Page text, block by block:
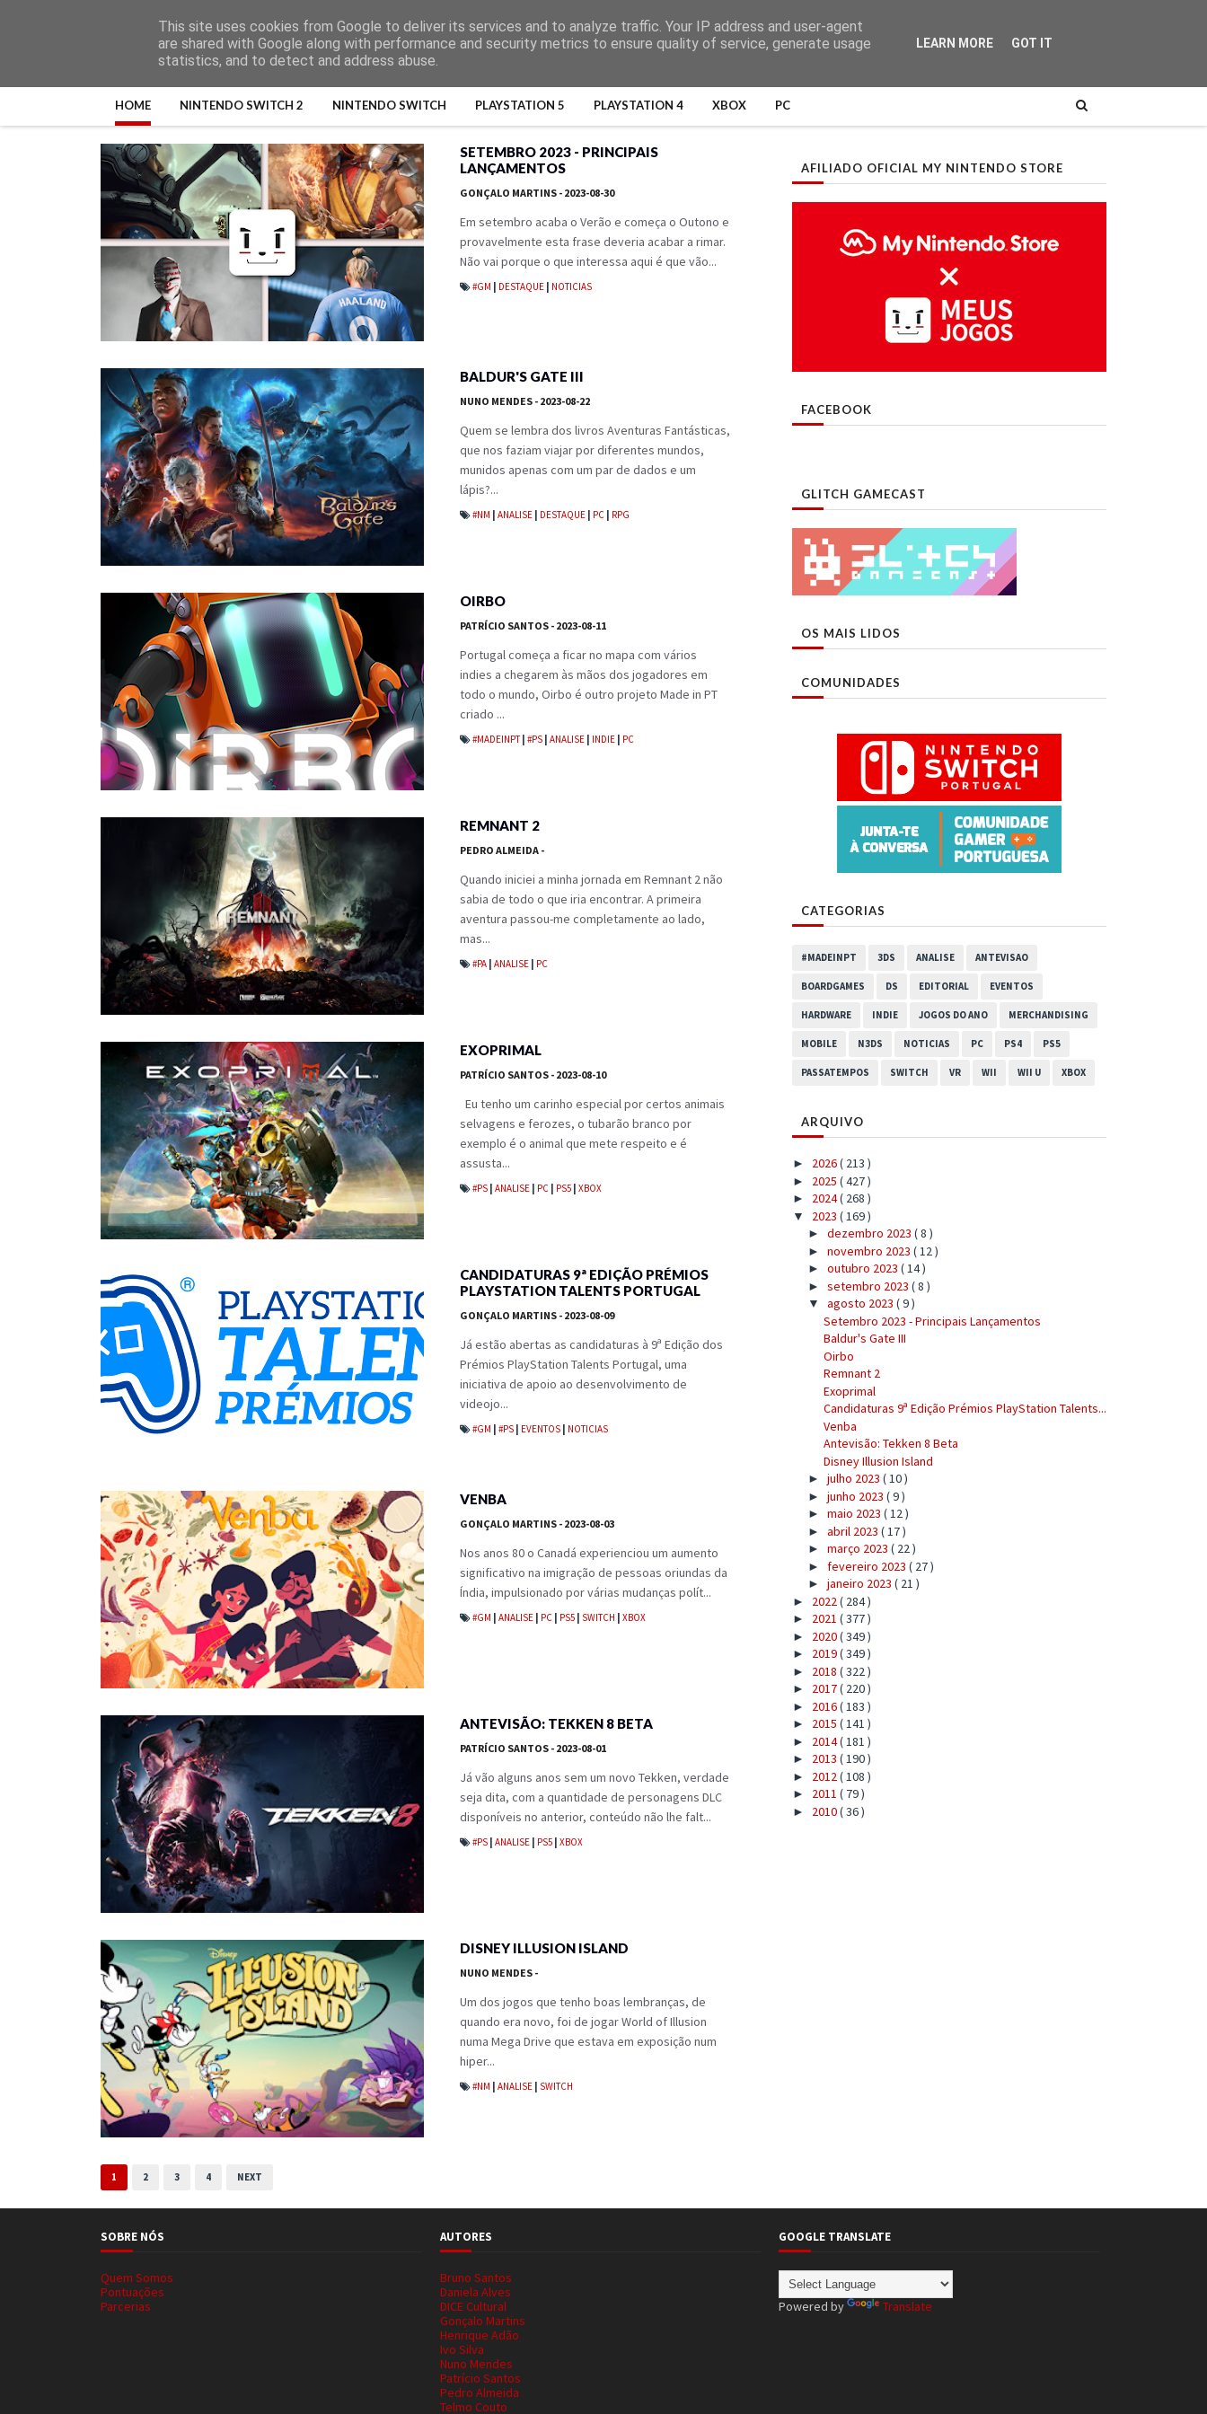
HOME NINTENDO SWITCH 2 NINTENDO SWITCH PLAYSTATION 5 PLAYSTATION 4 XBOX PC
SETEMBRO 2023 - PRINCIPAIS
LANÇAMENTOS
GONÇALO MARTINS - 2023-08-30
Em setembro acaba o Verão e começa o Outono e
provavelmente esta frase deveria acabar a rimar.
Não vai porque o que interessa aqui é que vão...
#GM DESTAQUE NOTICIAS
BALDUR'S GATE III
NUNO MENDES - 2023-08-22
Quem se lembra dos livros Aventuras Fantásticas,
que nos faziam viajar por diferentes mundos,
munidos apenas com um par de dados e um
lápis?...
#NM ANALISE DESTAQUE PC RPG
OIRBO
PATRÍCIO SANTOS - 2023-08-11
Portugal começa a ficar no mapa com vários
indies a chegarem às mãos dos jogadores em
todo o mundo, Oirbo é outro projeto Made in PT
criado ...
#MADEINPT #PS ANALISE INDIE PC
REMNANT 2
PEDRO ALMEIDA -
Quando iniciei a minha jornada em Remnant 2 não
sabia de todo o que iria encontrar. A primeira
aventura passou-me completamente ao lado,
mas...
#PA ANALISE PC
EXOPRIMAL
PATRÍCIO SANTOS - 2023-08-10
Eu tenho um carinho especial por certos animais
selvagens e ferozes, o tubarão branco por
exemplo é o animal que mete respeito e é
assusta...
#PS ANALISE PC PS5 XBOX
CANDIDATURAS 9ª EDIÇÃO PRÉMIOS
PLAYSTATION TALENTS PORTUGAL
GONÇALO MARTINS - 2023-08-09
Já estão abertas as candidaturas à 9ª Edição dos
Prémios PlayStation Talents Portugal, uma
iniciativa de apoio ao desenvolvimento de
videojo...
#GM #PS EVENTOS NOTICIAS
VENBA
GONÇALO MARTINS - 2023-08-03
Nos anos 80 o Canadá experienciou um aumento
significativo na imigração de pessoas oriundas da
Índia, impulsionado por várias mudanças polít...
#GM ANALISE PC PS5 SWITCH XBOX
ANTEVISÃO: TEKKEN 8 BETA
PATRÍCIO SANTOS - 2023-08-01
Já vão alguns anos sem um novo Tekken, verdade
seja dita, com a quantidade de personagens DLC
disponíveis no anterior, conteúdo não lhe falt...
#PS ANALISE PS5 XBOX
DISNEY ILLUSION ISLAND
NUNO MENDES -
Um dos jogos que tenho boas lembranças, de
quando era novo, foi de jogar World of Illusion
numa Mega Drive que estava em exposição num
hiper...
#NM ANALISE SWITCH
1 2 3 4 NEXT
AFILIADO OFICIAL MY NINTENDO STORE
FACEBOOK
GLITCH GAMECAST
OS MAIS LIDOS
COMUNIDADES
CATEGORIAS
#MADEINPT 3DS ANALISE ANTEVISAO
BOARDGAMES DS EDITORIAL EVENTOS
HARDWARE INDIE JOGOS DO ANO MERCHANDISING
MOBILE N3DS NOTICIAS PC PS4 PS5
PASSATEMPOS SWITCH VR WII WII U XBOX
ARQUIVO
► 2026( 213 )
► 2025 ( 427 )
► 2024( 268 )
▼ 2023 ( 169 )
► dezembro 2023 ( 8 )
► novembro 2023 ( 12 )
► outubro 2023 ( 14 )
► setembro 2023 ( 8 )
▼ agosto 2023 ( 9 )
Setembro 2023 - Principais Lançamentos
Baldur's Gate III
Oirbo
Remnant 2
Exoprimal
Candidaturas 9ª Edição Prémios PlayStation Talents...
Venba
Antevisão: Tekken 8 Beta
Disney Illusion Island
► julho 2023 ( 10 )
► junho 2023 ( 9 )
► maio 2023 ( 12 )
► abril 2023 ( 17 )
► março 2023 ( 22 )
► fevereiro 2023 ( 27 )
► janeiro 2023 ( 21 )
► 2022 ( 284 )
► 2021 ( 377 )
► 2020( 349 )
► 2019( 349 )
► 2018 ( 322 )
► 2017( 220 )
► 2016( 183 )
► 2015 ( 141 )
► 2014( 181 )
► 2013 ( 190 )
► 2012 ( 108 )
► 2011 ( 79 )
► 2010( 36 )
SOBRE NÓS
Quem Somos
Pontuações
Parcerias
AUTORES
Bruno Santos
Daniela Alves
DICE Cultural
Gonçalo Martins
Henrique Adão
Ivo Silva
Nuno Mendes
Patrício Santos
Pedro Almeida
Telmo Couto
GOOGLE TRANSLATE
Powered by Translate
This site uses cookies from Google to deliver its services and to analyze traffic. Your IP address and user-agent
are shared with Google along with performance and security metrics to ensure quality of service, generate usage
statistics, and to detect and address abuse.
LEARN MORE GOT IT